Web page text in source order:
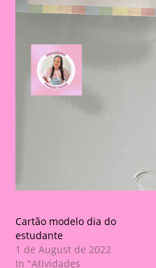
Cartão modelo dia do
estudante
1 de August de 2022
In "Atividades